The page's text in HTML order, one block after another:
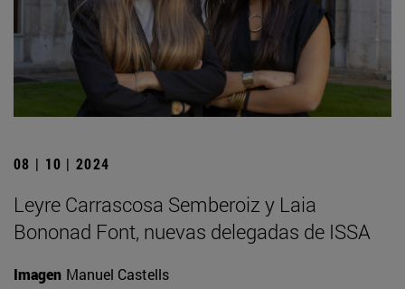
08 | 10 | 2024
Leyre Carrascosa Semberoiz y Laia
Bononad Font, nuevas delegadas de ISSA
Imagen Manuel Castells